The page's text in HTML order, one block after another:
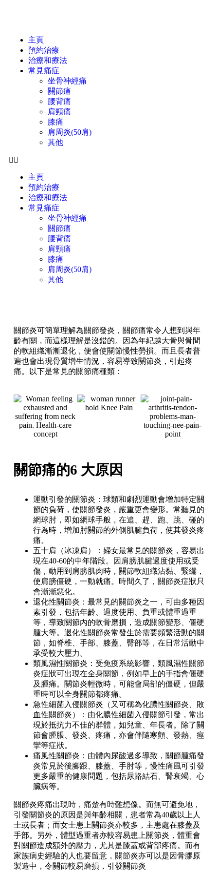
主頁
預約治療
治療和療法
常見痛症
坐骨神經痛
關節痛
腰背痛
肩頸痛
膝痛
肩周炎(50肩)
其他
主頁
預約治療
治療和療法
常見痛症
坐骨神經痛
關節痛
腰背痛
肩頸痛
膝痛
肩周炎(50肩)
其他
關節痛
正常肢體活動。
關節炎可簡單理解為關節發炎，關節痛常令人想到與年
齡有關，而這樣理解是沒錯的。因為年紀越大骨與骨間
的軟組織漸漸退化，便會使關節慢性勞損。而且長者普
遍也會出現骨質增生情況，容易導致關節炎，引起疼
痛。以下是常見的關節痛種類：
關節痛的6 大原因
運動引發的關節炎：球類和劇烈運動會增加特定關
節的負荷，使關節發炎，嚴重更會變形。常聽見的
網球肘，即如網球手般，在追、趕、跑、跳、碰的
行為時，增加肘關節的外側肌腱負荷，使其發炎疼
痛。
五十肩（冰凍肩）：婦女最常見的關節炎，容易出
現在40-60的中年階段。因肩膀肌腱過度使用或受
傷，動用到肩膀肌肉時，關節軟組織沾黏、緊繃，
使肩膀僵硬，一動就痛。時間久了，關節炎症狀只
會漸漸惡化。
退化性關節炎：最常見的關節炎之一，可由多種因
素引發，包括年齡、過度使用、負重或體重過重
等，導致關節內的軟骨磨損，造成關節變形、僵硬
腫大等。退化性關節炎常發生於需要頻繁活動的關
節，如脊椎、手部、膝蓋、臀部等，在日常活動中
承受較大壓力。
類風濕性關節炎：受免疫系統影響，類風濕性關節
炎症狀可出現在全身關節，例如早上的手指會僵硬
及腫痛。關節炎輕微時，可能會局部的僵硬，但嚴
重時可以全身關節都疼痛。
急性細菌入侵關節炎（又可稱為化膿性關節炎、敗
血性關節炎）：由化膿性細菌入侵關節引發，常出
現於抵抗力不佳的群體，如兒童、年長者。除了關
節會腫脹、發炎、疼痛，亦會伴隨寒顫、發熱、痙
攣等症狀。
痛風性關節炎：由體內尿酸過多導致，關節腫痛發
炎常見於後腳跟、膝蓋、手肘等，慢性痛風可引發
更多嚴重的健康問題，包括尿路結石、腎衰竭、心
臟病等。
關節炎疼痛出現時，痛楚有時難想像。而無可避免地，
引發關節炎的原因是與年齡相關，患者常為40歲以上人
士或長者；而女士患上關節炎亦較多，主患處在膝蓋及
手部。另外，體型過重者亦較容易患上關節炎，體重會
對關節造成額外的壓力，尤其是膝蓋或背部疼痛。而有
家族病史經驗的人也要留意，關節炎亦可以是因骨膠原
製造中，令關節較易磨損，引發關節炎